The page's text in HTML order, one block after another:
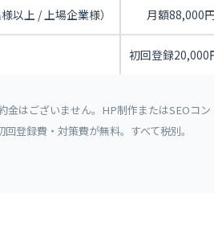
以上 / 上場企業様） 月額88,000
初回登録20,000
金はございません。HP制作またはSEOコン
登録費・対策費が無料。すべて税別。